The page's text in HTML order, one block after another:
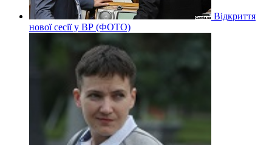
Відкриття
нової сесії у ВР (ФОТО)